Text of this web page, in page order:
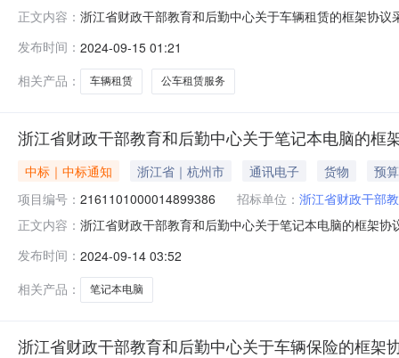
正文内容： 浙江省财政干部教育和后勤中心关于车辆租赁的框架协
1[2024]55063号818.4项目所在行政区划编码:339900项
发布时间： 2024-09-15 01:21
相关产品：
车辆租赁 公车租赁服务
浙江省财政干部教育和后勤中心关于笔记本电脑的框
中标｜中标通知 浙江省｜杭州市 通讯电子 货物
预
项目编号： 2161101000014899386 招标单位： 浙江省财政干部
正文内容： 浙江省财政干部教育和后勤中心关于笔记本电脑的框架
1[2024]56842号8000.02[2024]55553号
发布时间： 2024-09-14 03:52
相关产品：
笔记本电脑
浙江省财政干部教育和后勤中心关于车辆保险的框架